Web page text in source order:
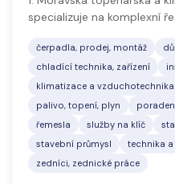
specializuje na komplexní
čerpadla, prodej, montáž
chladící technika, zařízení
klimatizace a vzduchotechnika
palivo, topení, plyn
řemesla
služby na klíč
stavební průmysl
technika
zedníci, zednické práce